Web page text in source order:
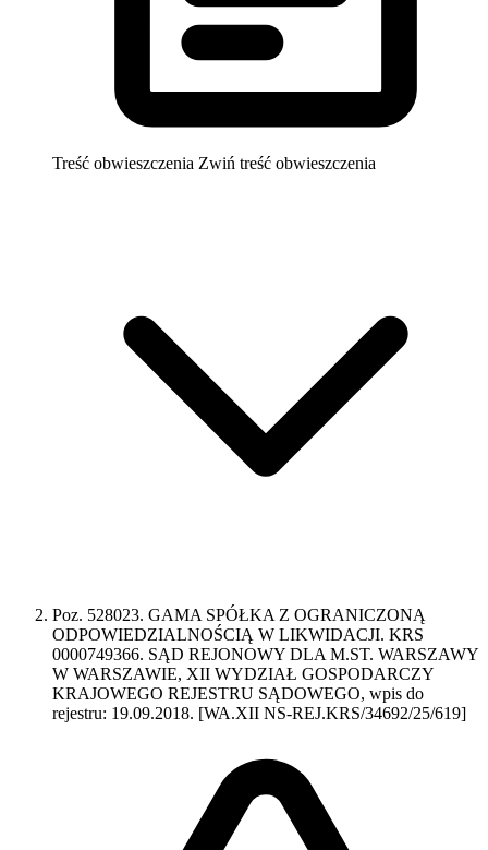
Treść obwieszczenia Zwiń treść obwieszczenia
Poz. 528023. GAMA SPÓŁKA Z OGRANICZONĄ
ODPOWIEDZIALNOŚCIĄ W LIKWIDACJI. KRS
0000749366. SĄD REJONOWY DLA M.ST. WARSZAWY
W WARSZAWIE, XII WYDZIAŁ GOSPODARCZY
KRAJOWEGO REJESTRU SĄDOWEGO, wpis do
rejestru: 19.09.2018. [WA.XII NS-REJ.KRS/34692/25/619]